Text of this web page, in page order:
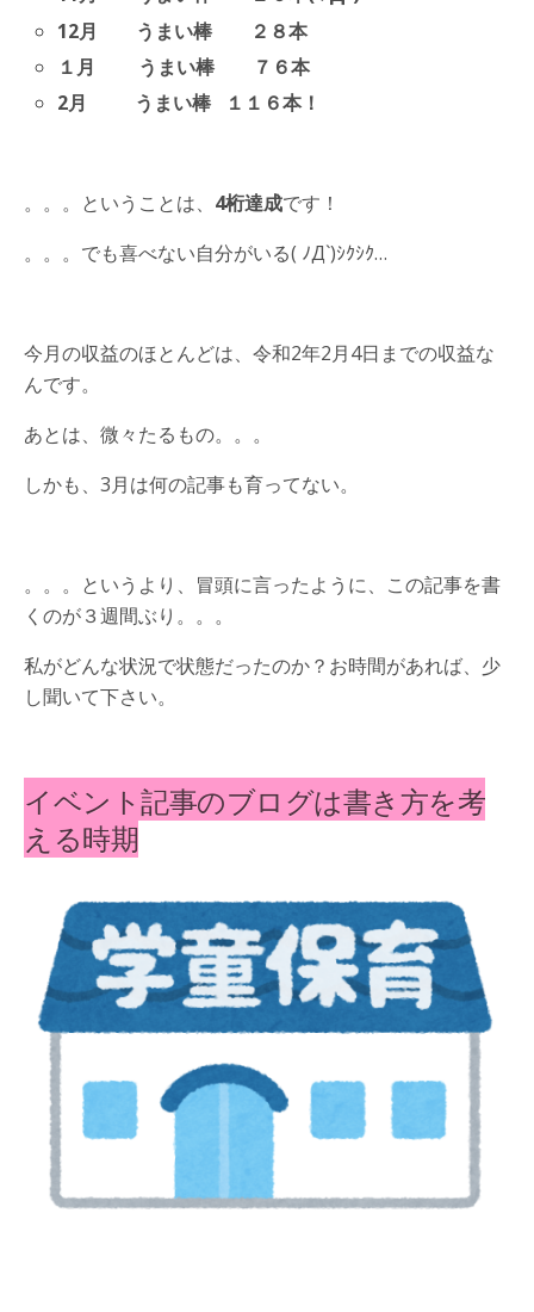
12月 うまい棒 ２８本
１月 うまい棒 ７６本
2月 うまい棒 １１６本！
。。。ということは、 4桁達成です！
。。。でも喜べない自分がいる( ﾉД`)ｼｸｼｸ…
今月の収益のほとんどは、令和2年2月4日までの収益な
んです。
あとは、微々たるもの。。。
しかも、3月は何の記事も育ってない。
。。。というより、冒頭に言ったように、この記事を書
くのが３週間ぶり。。。
私がどんな状況で状態だったのか？お時間があれば、少
し聞いて下さい。
イベント記事のブログは書き方を考
える時期